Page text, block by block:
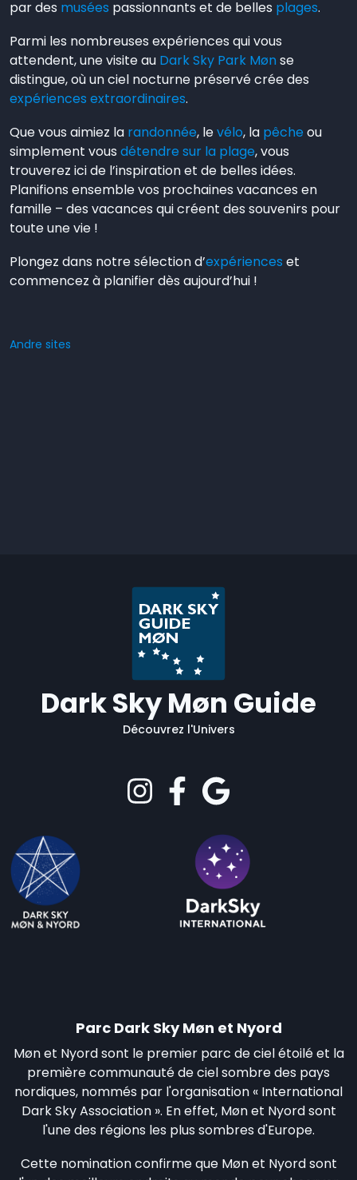
par des musées passionnants et de belles plages.
Parmi les nombreuses expériences qui vous
attendent, une visite au Dark Sky Park Mønse
distingue, où un ciel nocturne préservé crée des
expériences extraordinaires.
Que vous aimiez la randonnée, levélo, la pêche ou
simplement vous détendre sur la plage, vous
trouverez ici de l’inspiration et de belles idées.
Planifions ensemble vos prochaines vacances en
famille – des vacances qui créent des souvenirs pour
toute une vie !
Plongez dans notre sélection d’expériences et
commencez à planifier dès aujourd’hui !
Andre sites
Dark Sky Møn Guide
Découvrez l'Univers
Parc Dark Sky Møn et Nyord
Møn et Nyord sont le premier parc de ciel étoilé et la
première communauté de ciel sombre des pays
nordiques, nommés par l'organisation « International
Dark Sky Association ». En effet, Møn et Nyord sont
l'une des régions les plus sombres d'Europe.
Cette nomination confirme que Møn et Nyord sont